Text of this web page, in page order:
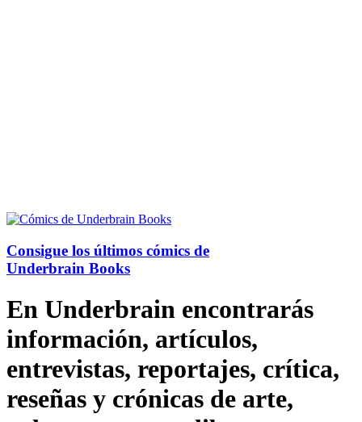
Consigue los últimos cómics de
Underbrain Books
En Underbrain encontrarás
información, artículos,
entrevistas, reportajes, crítica,
reseñas y crónicas de arte,